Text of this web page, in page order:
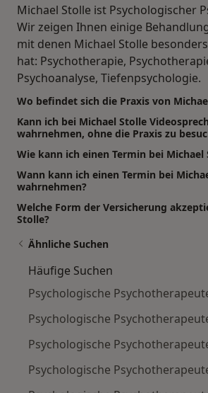
Michael Stolle ist Psychologischer
Wir zeigen Ihnen einige
mit denen Michael Stolle
hat: Psychotherapie,
Psychoanalyse, Tiefenpsychologie.
Wo befindet sich die Praxis von
Kann ich bei Michael Stolle
wahrnehmen, ohne die Praxis zu
Wie kann ich einen Termin bei Michael
Wann kann ich einen Termin bei
wahrnehmen?
Welche Form der Versicherung
Stolle?
Ähnliche Suchen
Häufige Suchen
Psychologische
Psychologische
Psychologische
Psychologische